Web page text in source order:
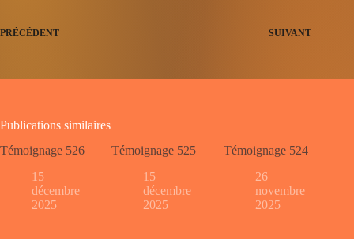
PRÉCÉDENT SUIVANT
Publications similaires
Témoignage 526
15
décembre
2025
Témoignage 525
15
décembre
2025
Témoignage 524
26
novembre
2025